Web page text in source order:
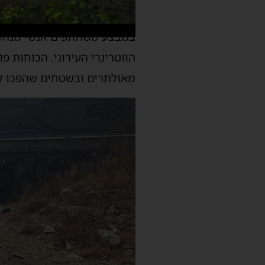
במבצע משתתפים אנשי מנהל
הווטרינרי העירוני. הכוחות
מאולתרים ובשטחים שהפכו